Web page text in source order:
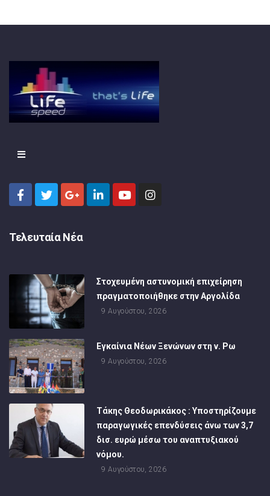
Τελευταία Νέα
Στοχευμένη αστυνομική επιχείρηση
πραγματοποιήθηκε στην Αργολίδα
9 Αυγούστου, 2026
Εγκαίνια Νέων Ξενώνων στη ν. Ρω
9 Αυγούστου, 2026
Τάκης Θεοδωρικάκος : Υποστηρίζουμε
παραγωγικές επενδύσεις άνω των 3,7
δισ. ευρώ μέσω του αναπτυξιακού
νόμου.
9 Αυγούστου, 2026